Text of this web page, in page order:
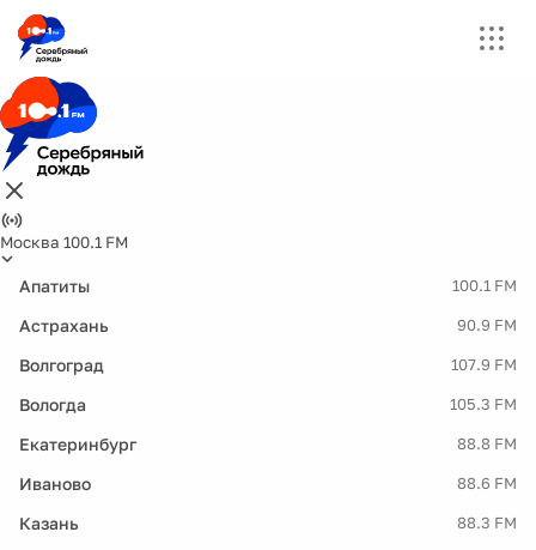
Москва 100.1 FM
Апатиты 100.1 FM
Астрахань 90.9 FM
Волгоград 107.9 FM
Вологда 105.3 FM
Екатеринбург 88.8 FM
Иваново 88.6 FM
Казань 88.3 FM